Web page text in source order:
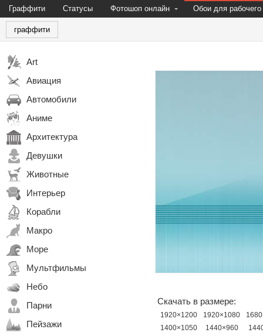
Граффити Статусы Фотошоп онлайн Обои для рабочего
граффити
Art
Авиация
Автомобили
Аниме
Архитектура
Девушки
Животные
Интерьер
Корабли
Макро
Море
Мультфильмы
Небо
Парни
Пейзажи
Скачать в размере:
1920×1200 1920×1080
1400×1050
1440×960